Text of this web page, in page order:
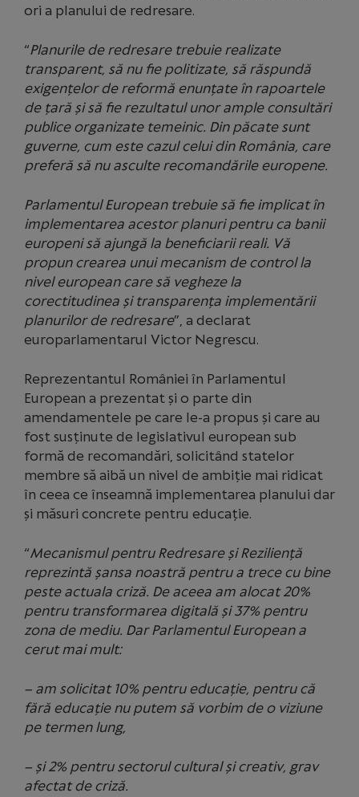
ori a planului de redresare.
“Planurile de redresare trebuie realizate
transparent, să nu fie politizate, să răspundă
exigențelor de reformă enunțate în rapoartele
de țară și să fie rezultatul unor ample consultări
publice organizate temeinic. Din păcate sunt
guverne, cum este cazul celui din România, care
preferă să nu asculte recomandările europene.
Parlamentul European trebuie să fie implicat în
implementarea acestor planuri pentru ca banii
europeni să ajungă la beneficiarii reali. Vă
propun crearea unui mecanism de control la
nivel european care să vegheze la
corectitudinea și transparența implementării
planurilor de redresare”, a declarat
europarlamentarul Victor Negrescu.
Reprezentantul României în Parlamentul
European a prezentat și o parte din
amendamentele pe care le-a propus și care au
fost susținute de legislativul european sub
formă de recomandări, solicitând statelor
membre să aibă un nivel de ambiție mai ridicat
în ceea ce înseamnă implementarea planului dar
și măsuri concrete pentru educație.
“Mecanismul pentru Redresare și Reziliență
reprezintă șansa noastră pentru a trece cu bine
peste actuala criză. De aceea am alocat 20%
pentru transformarea digitală și 37% pentru
zona de mediu. Dar Parlamentul European a
cerut mai mult:
– am solicitat 10% pentru educație, pentru că
fără educație nu putem să vorbim de o viziune
pe termen lung,
– și 2% pentru sectorul cultural și creativ, grav
afectat de criză.